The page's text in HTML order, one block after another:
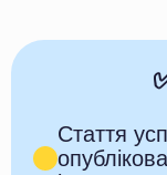
Стаття